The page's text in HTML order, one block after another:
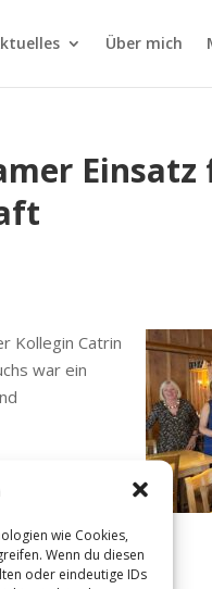
wie Cookies,
Wenn du diesen
oder eindeutige IDs
Über mich
Einsatz
Kollegin Catrin
war ein
politischen
möchten,